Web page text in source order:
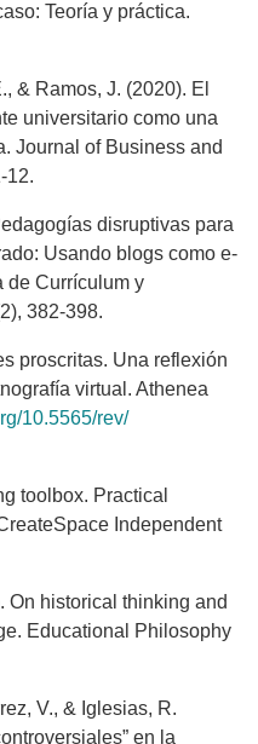
Teoría y práctica.
& Ramos, J. (2020). El
universitario como una
Journal of Business and
12.
disruptivas para
Usando blogs como e-
de Currículum y
382-398.
proscritas. Una reflexión
virtual. Athenea
10.5565/rev/
toolbox. Practical
Independent
On historical thinking and
Educational Philosophy
V., & Iglesias, R.
en la